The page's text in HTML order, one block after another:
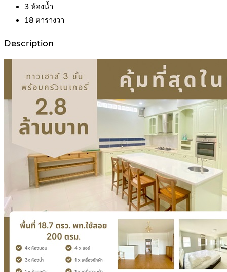
3 ห้องน้ำ
18 ตารางวา
Description